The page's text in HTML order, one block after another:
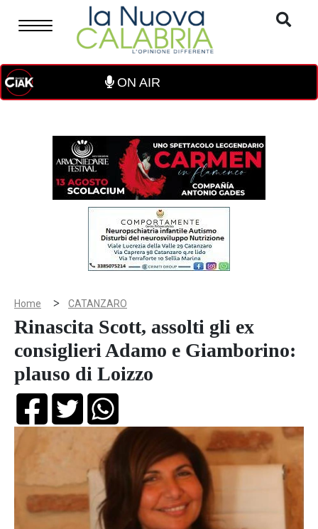
ON AIR
Home > CATANZARO
Rinascita Scott, assolti gli ex
consiglieri Adamo e Giamborino:
plauso di Loizzo